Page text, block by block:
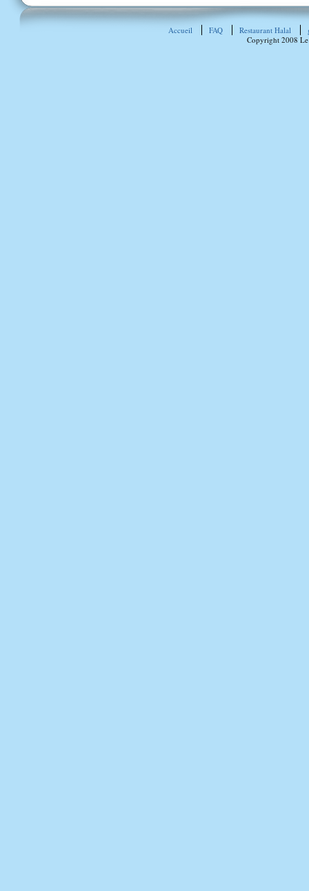
Accueil FAQ Restaurant Halal
Copyright 2008